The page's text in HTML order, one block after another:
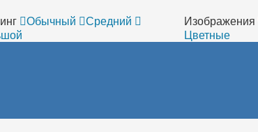
Обычный
Средний
Изображения
Цветные